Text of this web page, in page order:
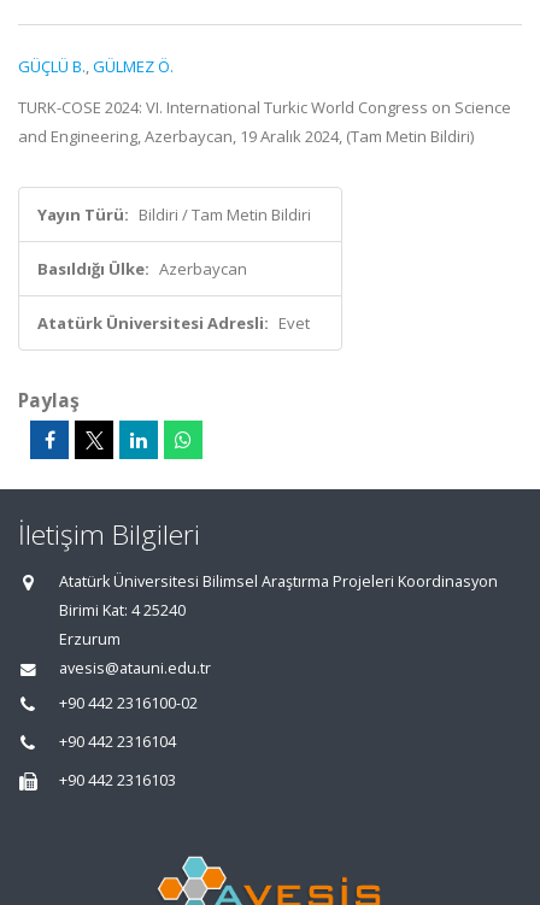
GÜÇLÜ B.,GÜLMEZ Ö.
TURK-COSE 2024: VI. International Turkic World Congress on Science
and Engineering, Azerbaycan, 19 Aralık 2024, (Tam Metin Bildiri)
Yayın Türü: Bildiri / Tam Metin Bildiri
Basıldığı Ülke: Azerbaycan
Atatürk Üniversitesi Adresli: Evet
Paylaş
İletişim Bilgileri
Atatürk Üniversitesi Bilimsel Araştırma Projeleri Koordinasyon
Birimi Kat: 4 25240
Erzurum
avesis@atauni.edu.tr
+90 442 2316100-02
+90 442 2316104
+90 442 2316103